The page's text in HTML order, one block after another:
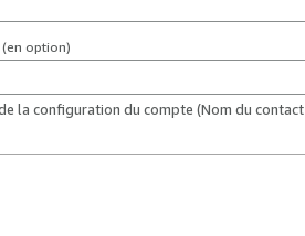
(en option)
la configuration du compte (Nom du